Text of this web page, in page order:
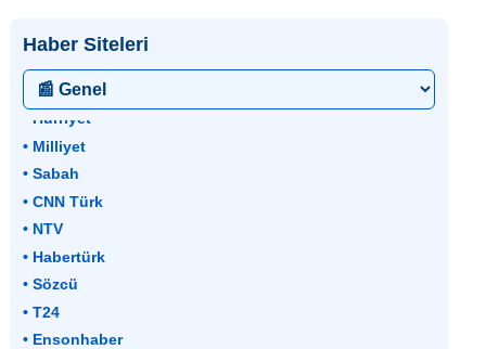
Haber Siteleri
• Milliyet